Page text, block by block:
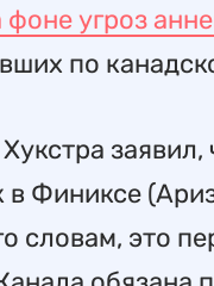
фоне угроз
по
Хукстра
в Финиксе
словам, это